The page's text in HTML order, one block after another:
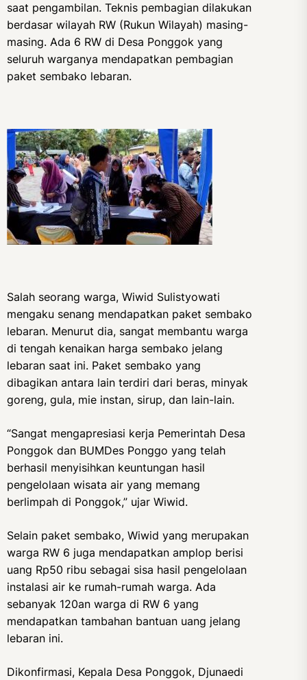
saat pengambilan. Teknis pembagian dilakukan
berdasar wilayah RW (Rukun Wilayah) masing-
masing. Ada 6 RW di Desa Ponggok yang
seluruh warganya mendapatkan pembagian
paket sembako lebaran.
Salah seorang warga, Wiwid Sulistyowati
mengaku senang mendapatkan paket sembako
lebaran. Menurut dia, sangat membantu warga
di tengah kenaikan harga sembako jelang
lebaran saat ini. Paket sembako yang
dibagikan antara lain terdiri dari beras, minyak
goreng, gula, mie instan, sirup, dan lain-lain.
“Sangat mengapresiasi kerja Pemerintah Desa
Ponggok dan BUMDes Ponggo yang telah
berhasil menyisihkan keuntungan hasil
pengelolaan wisata air yang memang
berlimpah di Ponggok,” ujar Wiwid.
Selain paket sembako, Wiwid yang merupakan
warga RW 6 juga mendapatkan amplop berisi
uang Rp50 ribu sebagai sisa hasil pengelolaan
instalasi air ke rumah-rumah warga. Ada
sebanyak 120an warga di RW 6 yang
mendapatkan tambahan bantuan uang jelang
lebaran ini.
Dikonfirmasi, Kepala Desa Ponggok, Djunaedi